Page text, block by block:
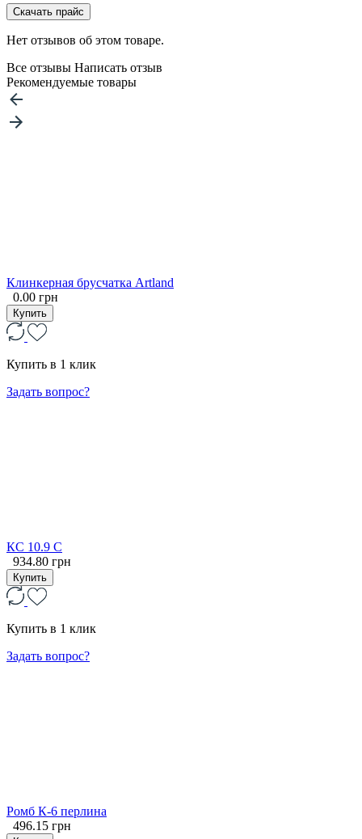
Скачать прайс
Нет отзывов об этом товаре.
Все отзывы Написать отзыв
Рекомендуемые товары
Клинкерная брусчатка Artland
0.00 грн
Купить
Купить в 1 клик
Задать вопрос?
КС 10.9 С
934.80 грн
Купить
Купить в 1 клик
Задать вопрос?
Ромб К-6 перлина
496.15 грн